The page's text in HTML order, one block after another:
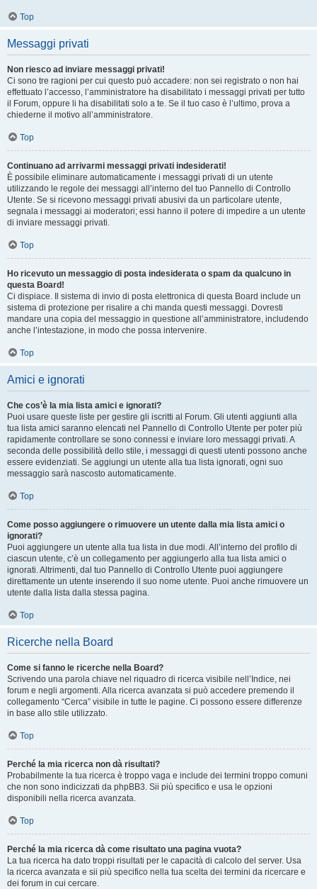
Top
Messaggi privati
Non riesco ad inviare messaggi privati!
Ci sono tre ragioni per cui questo può accadere: non sei registrato o non hai
effettuato l’accesso, l’amministratore ha disabilitato i messaggi privati per tutto
il Forum, oppure li ha disabilitati solo a te. Se il tuo caso è l’ultimo, prova a
chiederne il motivo all’amministratore.
Top
Continuano ad arrivarmi messaggi privati indesiderati!
È possibile eliminare automaticamente i messaggi privati ​​di un utente
utilizzando le regole dei messaggi all’interno del tuo Pannello di Controllo
Utente. Se si ricevono messaggi privati ​​abusivi da un particolare utente,
segnala i messaggi ai moderatori; essi hanno il potere di impedire a un utente
di inviare messaggi privati​​.
Top
Ho ricevuto un messaggio di posta indesiderata o spam da qualcuno in
questa Board!
Ci dispiace. Il sistema di invio di posta elettronica di questa Board include un
sistema di protezione per risalire a chi manda questi messaggi. Dovresti
mandare una copia del messaggio in questione all’amministratore, includendo
anche l’intestazione, in modo che possa intervenire.
Top
Amici e ignorati
Che cos’è la mia lista amici e ignorati?
Puoi usare queste liste per gestire gli iscritti al Forum. Gli utenti aggiunti alla
tua lista amici saranno elencati nel Pannello di Controllo Utente per poter più
rapidamente controllare se sono connessi e inviare loro messaggi privati. A
seconda delle possibilità dello stile, i messaggi di questi utenti possono anche
essere evidenziati. Se aggiungi un utente alla tua lista ignorati, ogni suo
messaggio sarà nascosto automaticamente.
Top
Come posso aggiungere o rimuovere un utente dalla mia lista amici o
ignorati?
Puoi aggiungere un utente alla tua lista in due modi. All’interno del profilo di
ciascun utente, c’è un collegamento per aggiungerlo alla tua lista amici o
ignorati. Altrimenti, dal tuo Pannello di Controllo Utente puoi aggiungere
direttamente un utente inserendo il suo nome utente. Puoi anche rimuovere un
utente dalla lista dalla stessa pagina.
Top
Ricerche nella Board
Come si fanno le ricerche nella Board?
Scrivendo una parola chiave nel riquadro di ricerca visibile nell’Indice, nei
forum e negli argomenti. Alla ricerca avanzata si può accedere premendo il
collegamento “Cerca” visibile in tutte le pagine. Ci possono essere differenze
in base allo stile utilizzato.
Top
Perché la mia ricerca non dà risultati?
Probabilmente la tua ricerca è troppo vaga e include dei termini troppo comuni
che non sono indicizzati da phpBB3. Sii più specifico e usa le opzioni
disponibili nella ricerca avanzata.
Top
Perché la mia ricerca dà come risultato una pagina vuota?
La tua ricerca ha dato troppi risultati per le capacità di calcolo del server. Usa
la ricerca avanzata e sii più specifico nella tua scelta dei termini da ricercare e
dei forum in cui cercare.